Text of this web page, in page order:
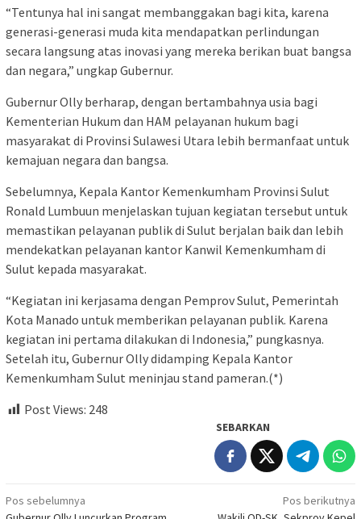
“Tentunya hal ini sangat membanggakan bagi kita, karena
generasi-generasi muda kita mendapatkan perlindungan
secara langsung atas inovasi yang mereka berikan buat bangsa
dan negara,” ungkap Gubernur.
Gubernur Olly berharap, dengan bertambahnya usia bagi
Kementerian Hukum dan HAM pelayanan hukum bagi
masyarakat di Provinsi Sulawesi Utara lebih bermanfaat untuk
kemajuan negara dan bangsa.
Sebelumnya, Kepala Kantor Kemenkumham Provinsi Sulut
Ronald Lumbuun menjelaskan tujuan kegiatan tersebut untuk
memastikan pelayanan publik di Sulut berjalan baik dan lebih
mendekatkan pelayanan kantor Kanwil Kemenkumham di
Sulut kepada masyarakat.
“Kegiatan ini kerjasama dengan Pemprov Sulut, Pemerintah
Kota Manado untuk memberikan pelayanan publik. Karena
kegiatan ini pertama dilakukan di Indonesia,” pungkasnya.
Setelah itu, Gubernur Olly didamping Kepala Kantor
Kemenkumham Sulut meninjau stand pameran.(*)
Post Views: 248
SEBARKAN
Navigasi
Pos sebelumnya
Pos berikutnya